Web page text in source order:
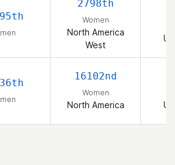
2798th
Women
North America
West
16102nd
Women
North America